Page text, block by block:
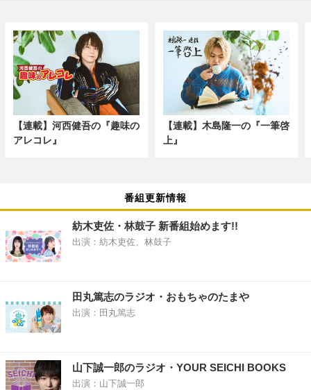
【連載】河西健吾の『趣味の
アレコレ』
【連載】木島隆一の『一筆啓
上』
番組更新情報
紡木吏佐・林鼓子 新番組始めます!!
出演：紡木吏佐、林鼓子
田丸篤志のラジオ・おもちゃのたまや
出演：田丸篤志
山下誠一郎のラジオ・YOUR SEICHI BOOKS
出演：山下誠一郎